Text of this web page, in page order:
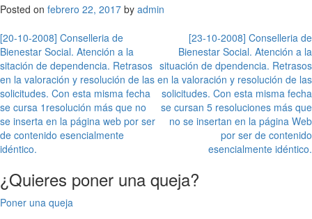
Posted on febrero 22, 2017 by admin
Navegación
de
entradas
[20-10-2008] Conselleria de
Bienestar Social. Atención a la
sitación de dependencia. Retrasos
en la valoración y resolución de las
solicitudes. Con esta misma fecha
se cursa 1resolución más que no
se inserta en la página web por ser
de contenido esencialmente
idéntico.
[23-10-2008] Conselleria de
Bienestar Social. Atención a la
situación de dpendencia. Retrasos
en la valoración y resolución de las
solicitudes. Con esta misma fecha
se cursan 5 resoluciones más que
no se insertan en la página Web
por ser de contenido
esencialmente idéntico.
¿Quieres poner una queja?
Poner una queja